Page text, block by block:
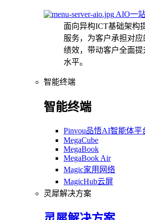
AIO一
面向异构ICT基础架构
服务，为客户承担对
绩效，带动客户全面
水平。
智能终端
智能终端
Pinvou品悟AI智能体平
MegaCube
MegaBook
MegaBook Air
Magic家用网络
MagicHub云屏
灵犀解决方案